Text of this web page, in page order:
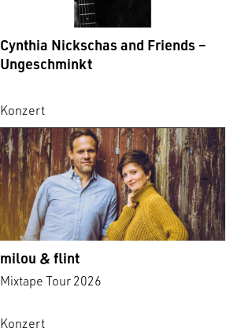
Cynthia Nickschas and Friends –
Ungeschminkt
Konzert
milou & flint
Mixtape Tour 2026
Konzert